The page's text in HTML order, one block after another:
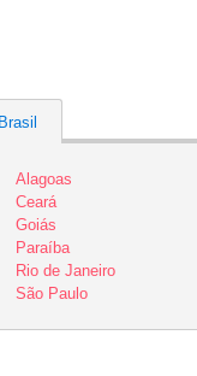
Alagoas
Ceará
Goiás
Paraíba
Rio de Janeiro
São Paulo